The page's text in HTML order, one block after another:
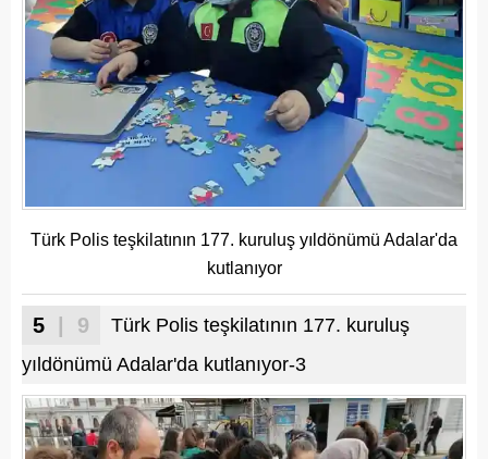
Türk Polis teşkilatının 177. kuruluş yıldönümü Adalar'da
kutlanıyor
5 | 9
Türk Polis teşkilatının 177. kuruluş
yıldönümü Adalar'da kutlanıyor-3